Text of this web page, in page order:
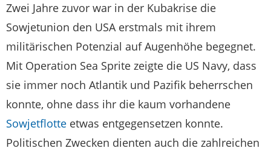
Zwei Jahre zuvor war in der Kubakrise die
Sowjetunion den USA erstmals mit ihrem
militärischen Potenzial auf Augenhöhe begegnet.
Mit Operation Sea Sprite zeigte die US Navy, dass
sie immer noch Atlantik und Pazifik beherrschen
konnte, ohne dass ihr die kaum vorhandene
Sowjetflotte etwas entgegensetzen konnte.
Politischen Zwecken dienten auch die zahlreichen